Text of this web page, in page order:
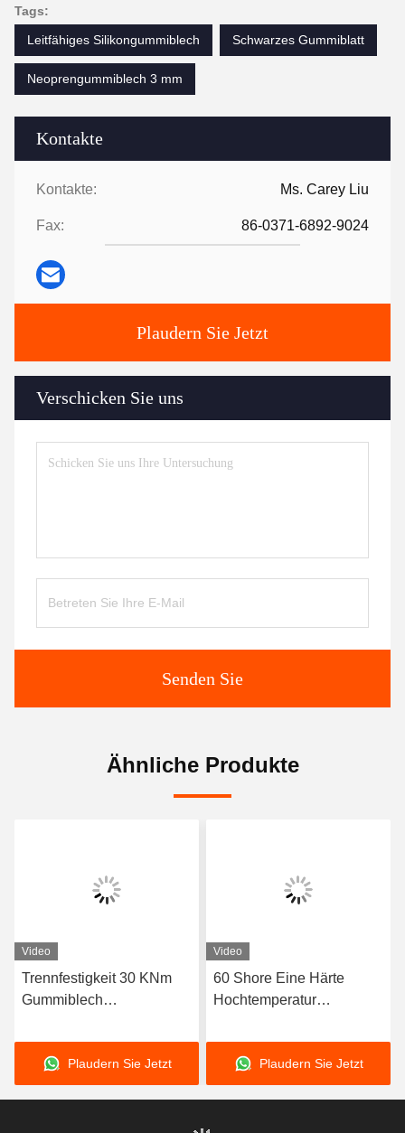
Kontakte
Kontakte: Ms. Carey Liu
Fax: 86-0371-6892-9024
Plaudern Sie Jetzt
Verschicken Sie uns
Senden Sie
Tags:
Leitfähiges Silikongummiblech
Schwarzes Gummiblatt
Neoprengummiblech 3 mm
Ähnliche Produkte
Video
Trennfestigkeit 30 KNm
Gummiblech
Alterungsbeständigkeit
Größen 1-50mm X 06-2m
X 1-20m Ideal für schwere
Plaudern Sie Jetzt
Video
60 Shore Eine Härte
Hochtemperatur
hervorragender
Widerstandsfähigkeit Ideal
für Wärmesiegelung
Plaudern Sie Jetzt